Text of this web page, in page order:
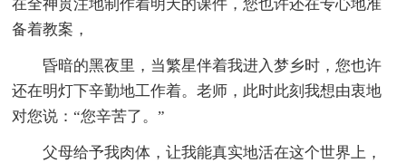
在全神贯注地制作着明天的课件，您也许还在专心地准
备着教案，
昏暗的黑夜里，当繁星伴着我进入梦乡时，您也许
还在明灯下辛勤地工作着。老师，此时此刻我想由衷地
对您说：“您辛苦了。”
父母给予我肉体，让我能真实地活在这个世界上，